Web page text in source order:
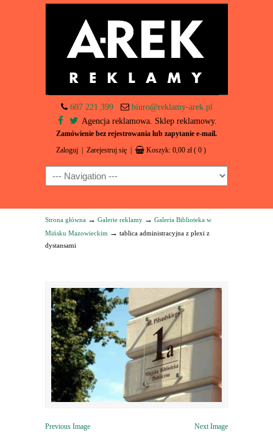
607 221 399
biuro@reklamy-arek.pl
Agencja reklamowa. Sklep reklamowy.
Zamówienie bez rejestrowania lub zapytanie e-mail.
Zaloguj Zarejestruj się Koszyk: 0,00 zł ( 0 )
Navigation
Strona główna → Galerie reklamy → Galeria Biblioteka w
Mińsku Mazowieckim → tablica administracyjna z plexi z
dystansami
Previous Image Next Image